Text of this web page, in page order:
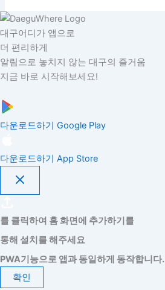
대구어디가 앱으로
더 편리하게
알림으로 놓치지 않는 대구의 즐거움
지금 바로 시작해보세요!
다운로드하기 Google Play
다운로드하기 App Store
를 클릭하여 홈 화면에 추가하기를
통해 설치를 해주세요
PWA기능으로 앱과 동일하게 동작합니다.
확인